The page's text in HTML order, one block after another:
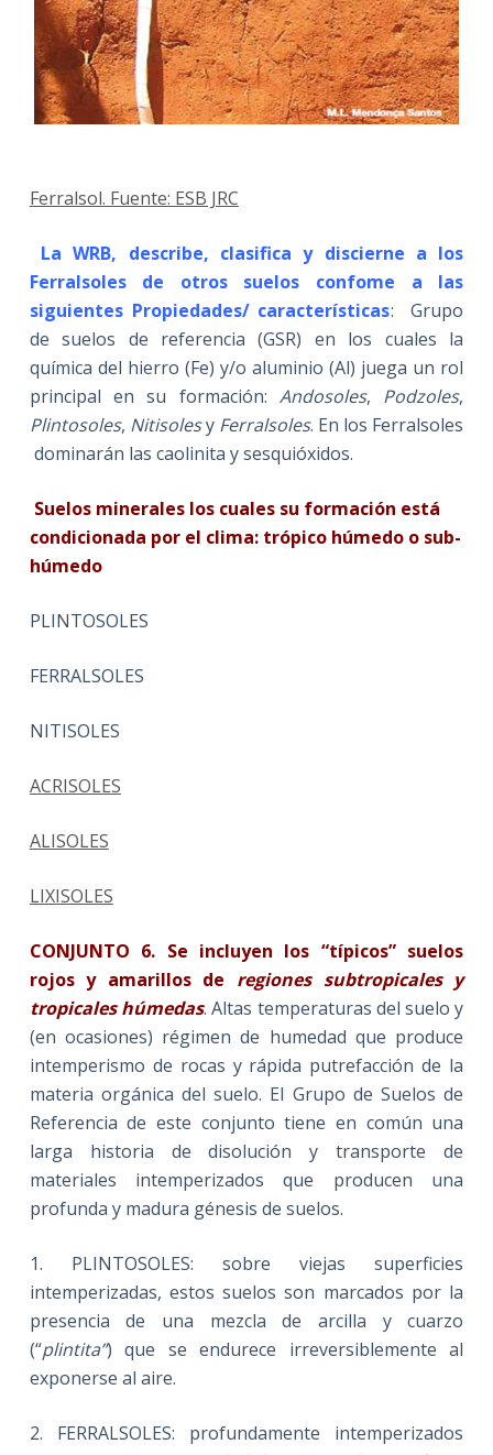
Ferralsol. Fuente: ESB JRC
La WRB, describe, clasifica y discierne a los
Ferralsoles de otros suelos confome a las
siguientes Propiedades/ características: Grupo
de suelos de referencia (GSR) en los cuales la
química del hierro (Fe) y/o aluminio (Al) juega un rol
principal en su formación: Andosoles, Podzoles,
Plintosoles, Nitisolesy Ferralsoles. En los Ferralsoles
dominarán las caolinita y sesquióxidos.
Suelos minerales los cuales su formación está
condicionada por el clima: trópico húmedo o sub-
húmedo
PLINTOSOLES
FERRALSOLES
NITISOLES
ACRISOLES
ALISOLES
LIXISOLES
CONJUNTO 6. Se incluyen los “típicos” suelos
rojos y amarillos de regiones subtropicales y
tropicales húmedas. Altas temperaturas del suelo y
(en ocasiones) régimen de humedad que produce
intemperismo de rocas y rápida putrefacción de la
materia orgánica del suelo. El Grupo de Suelos de
Referencia de este conjunto tiene en común una
larga historia de disolución y transporte de
materiales intemperizados que producen una
profunda y madura génesis de suelos.
1. PLINTOSOLES: sobre viejas superficies
intemperizadas, estos suelos son marcados por la
presencia de una mezcla de arcilla y cuarzo
(“plintita”) que se endurece irreversiblemente al
exponerse al aire.
2. FERRALSOLES: profundamente intemperizados